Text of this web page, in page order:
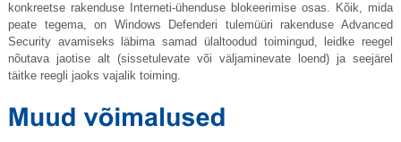
konkreetse rakenduse Interneti-ühenduse blokeerimise osas. Kõik, mida
peate tegema, on Windows Defenderi tulemüüri rakenduse Advanced
Security avamiseks läbima samad ülaltoodud toimingud, leidke reegel
nõutava jaotise alt (sissetulevate või väljaminevate loend) ja seejärel
täitke reegli jaoks vajalik toiming.